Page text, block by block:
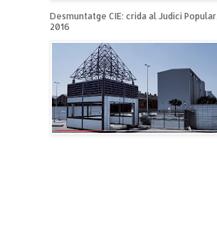
Desmuntatge CIE: crida al Judici
2016